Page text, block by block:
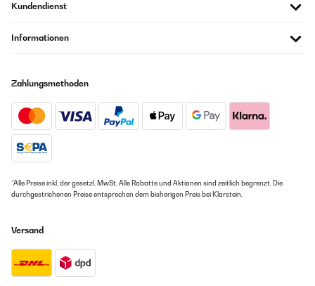
Kundendienst
Informationen
Zahlungsmethoden
*Alle Preise inkl. der gesetzl. MwSt. Alle Rabatte und Aktionen sind zeitlich begrenzt. Die
durchgestrichenen Preise entsprechen dem bisherigen Preis bei Klarstein.
Versand